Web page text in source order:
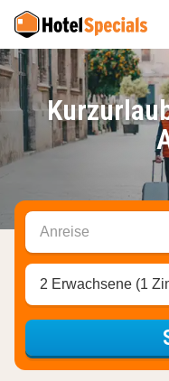
Anreise
2 Erwachsene (1